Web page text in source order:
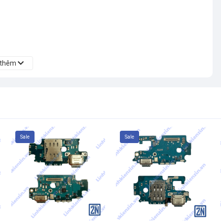
tương thích
A10, J2, J7
Prime...
A50, A71, M30,
Note 10
Sale Sale